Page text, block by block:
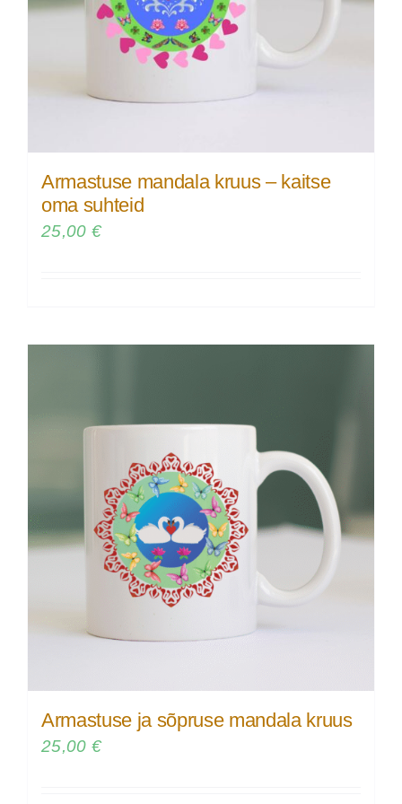
Armastuse mandala kruus – kaitse
oma suhteid
25,00 €
Armastuse ja sõpruse mandala kruus
25,00 €